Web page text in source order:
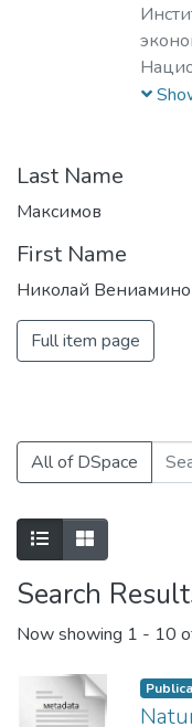
Last Name
Максимов
First Name
Николай
Full item page
All of DSpace
Search
Now showing 1 - 10